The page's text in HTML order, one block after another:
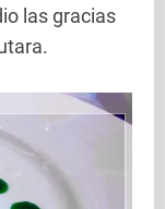
las gracias